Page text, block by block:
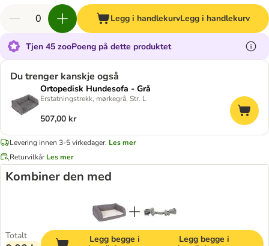
Legg i handlekurvLegg i handlekurv
Tjen 45 zooPoeng på dette produktet
Du trenger kanskje også
Ortopedisk Hundesofa - Grå
Erstatningstrekk, mørkegrå, Str. L
507,00 kr
Levering innen 3-5 virkedager. Les mer
Returvilkår Les mer
Kombiner den med
Totalt
Legg begge i
Legg begge i